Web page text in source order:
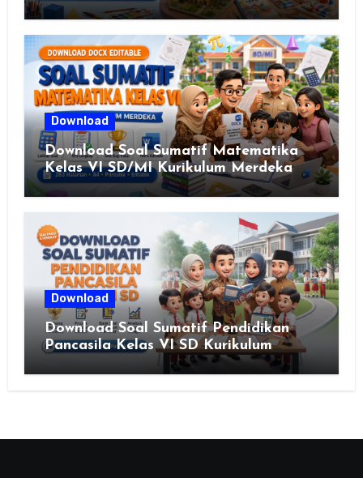
Download
Download Soal Sumatif Matematika
Kelas VI SD/MI Kurikulum Merdeka
Download
Download Soal Sumatif Pendidikan
Pancasila Kelas VI SD Kurikulum
Merdeka, Solusi Praktis Guru